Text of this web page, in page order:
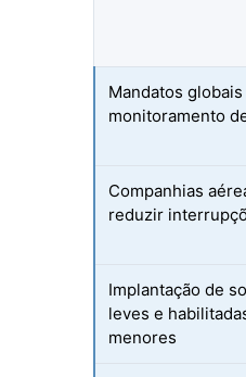
Mandatos
monitoramento
Companhias
reduzir
Implantação de
leves e
menores